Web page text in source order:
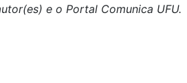
e o Portal Comunica UFU.​